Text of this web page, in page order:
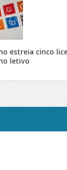
estreia cinco
letivo